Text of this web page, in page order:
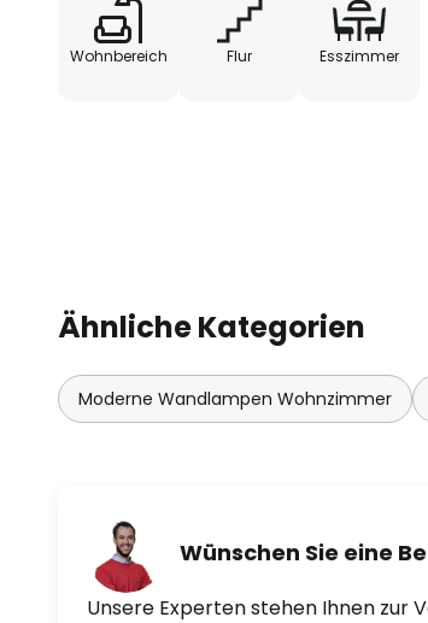
Wohnbereich Flur Esszimmer
Ähnliche Kategorien
Moderne Wandlampen Wohnzimmer
Wünschen Sie eine
Unsere Experten stehen Ihnen zur